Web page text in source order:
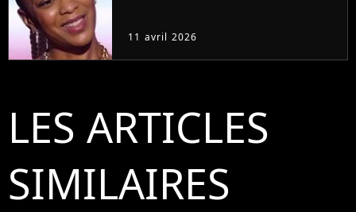
11 avril 2026
LES ARTICLES
SIMILAIRES